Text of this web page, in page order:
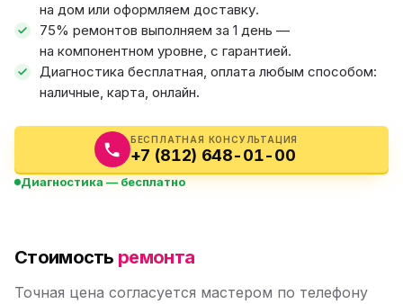
на дом или оформляем доставку.
75% ремонтов выполняем за 1 день —
на компонентном уровне, с гарантией.
Диагностика бесплатная, оплата любым способом:
наличные, карта, онлайн.
БЕСПЛАТНАЯ КОНСУЛЬТАЦИЯ
+7 (812) 648-01-00
Диагностика — бесплатно
Стоимость ремонта
Точная цена согласуется мастером по телефону